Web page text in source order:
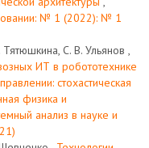
№ 1 (2022): № 1
С. В. Ульянов ,
ИТ в робототехнике
стохастическая
физика и
анализ в науке и